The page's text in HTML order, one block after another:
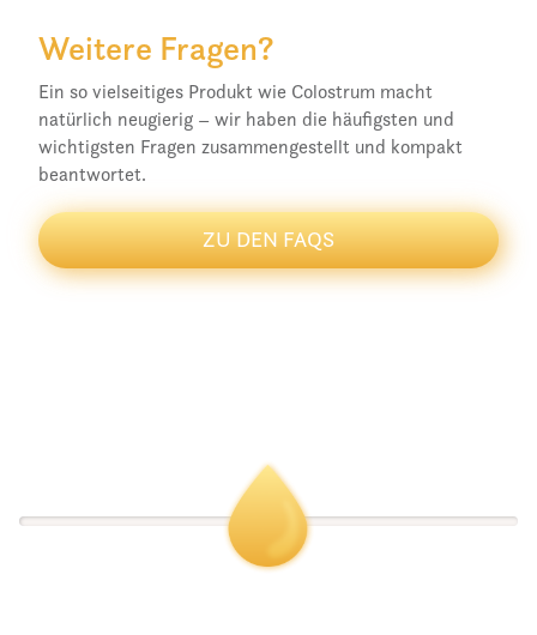
Weitere Fragen?
Ein so vielseitiges Produkt wie Colostrum macht
natürlich neugierig – wir haben die häufigsten und
wichtigsten Fragen zusammengestellt und kompakt
beantwortet.
ZU DEN FAQS